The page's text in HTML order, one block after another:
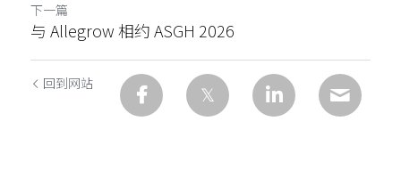
下一篇
与 Allegrow 相约 ASGH 2026
回到网站